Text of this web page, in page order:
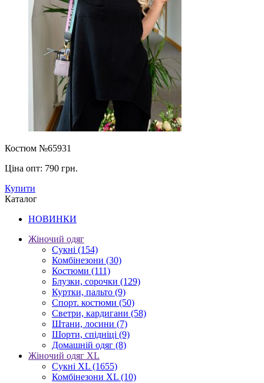
Костюм №65931
Ціна опт: 790 грн.
Купити
Каталог
НОВИНКИ
Жіночий одяг
Сукні (154)
Комбінезони (30)
Костюми (111)
Блузки, сорочки (129)
Куртки, пальто (9)
Спорт. костюми (50)
Светри, кардигани (58)
Штани, лосини (7)
Шорти, спідніці (9)
Домашній одяг (8)
Жіночий одяг XL
Cукні XL (1655)
Комбінезони XL (10)